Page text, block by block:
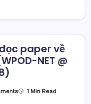
paper về
NET @
On 1 Min Read